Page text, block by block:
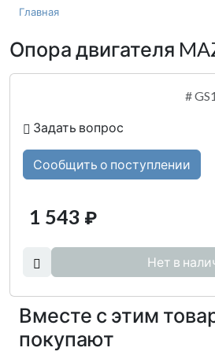
Главная
Опора двигателя
#
Задать вопрос
Сообщить о поступлении
1 543 ₽
Нет в
Вместе с этим
покупают